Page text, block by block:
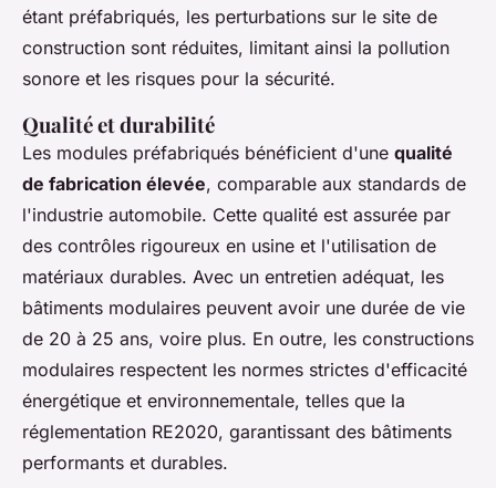
étant préfabriqués, les perturbations sur le site de
construction sont réduites, limitant ainsi la pollution
sonore et les risques pour la sécurité.
Qualité et durabilité
Les modules préfabriqués bénéficient d'une qualité
de fabrication élevée, comparable aux standards de
l'industrie automobile. Cette qualité est assurée par
des contrôles rigoureux en usine et l'utilisation de
matériaux durables. Avec un entretien adéquat, les
bâtiments modulaires peuvent avoir une durée de vie
de 20 à 25 ans, voire plus. En outre, les constructions
modulaires respectent les normes strictes d'efficacité
énergétique et environnementale, telles que la
réglementation RE2020, garantissant des bâtiments
performants et durables.